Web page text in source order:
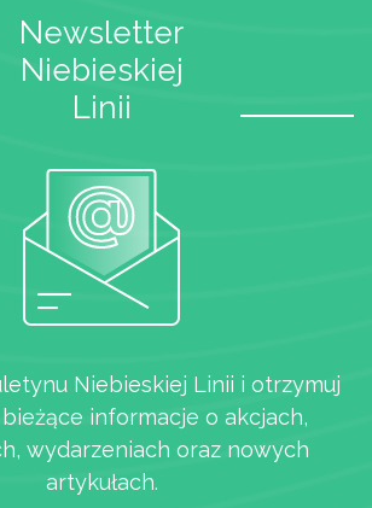
Newsletter
Niebieskiej
Linii
Niebieskiej Linii i otrzymuj
informacje o akcjach,
wydarzeniach oraz nowych
artykułach.